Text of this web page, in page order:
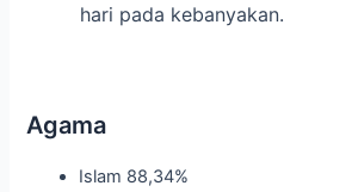
hari pada kebanyakan.
Agama
Islam 88,34%